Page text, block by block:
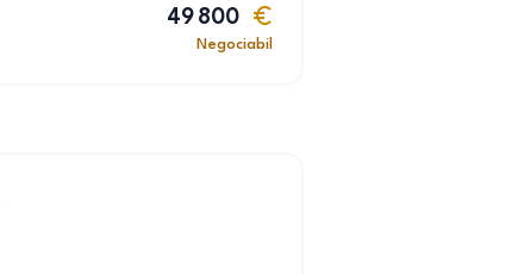
49 800
Negociabil